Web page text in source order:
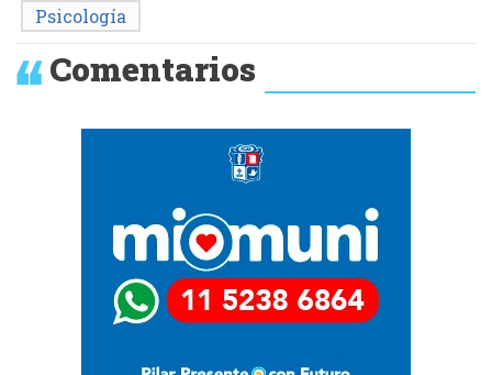
Psicología
Comentarios